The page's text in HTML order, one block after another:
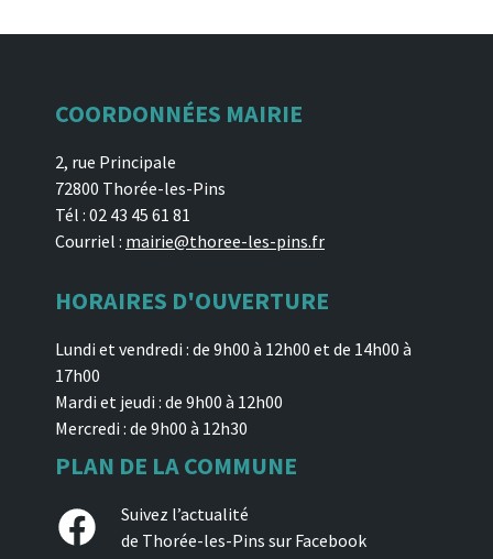
COORDONNÉES MAIRIE
2, rue Principale
72800 Thorée-les-Pins
Tél : 02 43 45 61 81
Courriel : mairie@thoree-les-pins.fr
HORAIRES D'OUVERTURE
Lundi et vendredi : de 9h00 à 12h00 et de 14h00 à
17h00
Mardi et jeudi : de 9h00 à 12h00
Mercredi : de 9h00 à 12h30
PLAN DE LA COMMUNE
Facebook
Suivez l’actualité
de Thorée-les-Pins sur Facebook